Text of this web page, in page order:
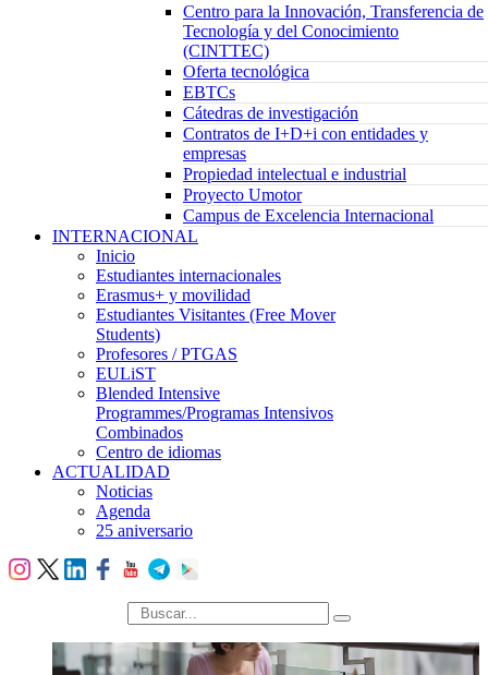
Centro para la Innovación, Transferencia de
Tecnología y del Conocimiento
(CINTTEC)
Oferta tecnológica
EBTCs
Cátedras de investigación
Contratos de I+D+i con entidades y
empresas
Propiedad intelectual e industrial
Proyecto Umotor
Campus de Excelencia Internacional
INTERNACIONAL
Inicio
Estudiantes internacionales
Erasmus+ y movilidad
Estudiantes Visitantes (Free Mover
Students)
Profesores / PTGAS
EULiST
Blended Intensive
Programmes/Programas Intensivos
Combinados
Centro de idiomas
ACTUALIDAD
Noticias
Agenda
25 aniversario
búsqueda